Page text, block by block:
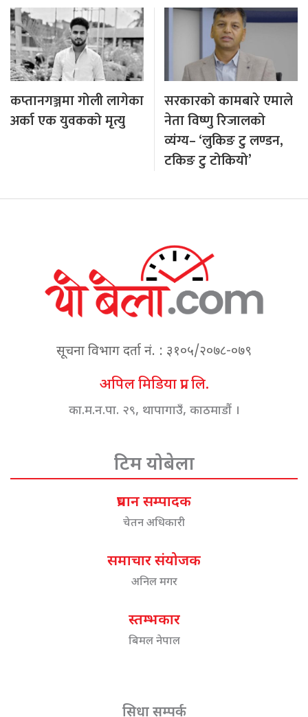
कप्तानगञ्जमा गोली लागेका
अर्का एक युवकको मृत्यु
सरकारको कामबारे एमाले
नेता विष्णु रिजालको
व्यंग्य– ‘लुकिङ टु लण्डन,
टकिङ टु टोकियो’
सूचना विभाग दर्ता नं. : ३१०५/२०७८-०७९
अपिल मिडिया प्रा. लि.
का.म.न.पा. २९, थापागाउँ, काठमाडौं ।
टिम योबेला
प्रधान सम्पादक
चेतन अधिकारी
समाचार संयोजक
अनिल मगर
स्तम्भकार
बिमल नेपाल
सिधा सम्पर्क